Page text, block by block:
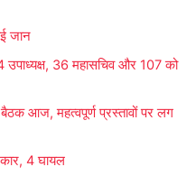
जान
उपाध्यक्ष, 36 महासचिव और 107 को
आज, महत्वपूर्ण प्रस्तावों पर लग
4 घायल